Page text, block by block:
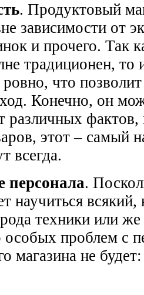
. Продуктовый
зависимости от
и прочего. Так
традиционен, то
что
Конечно, он
различных
этот – самый
всегда.
персонала.
научиться
техники или
особых проблем с
магазина не